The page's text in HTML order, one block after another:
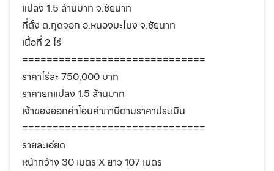
แปลง 1.5 ล้านบาท จ.ชัยนาท
ที่ตั้ง ต.กุดจอก อ.หนองมะโมง จ.ชัยนาท
เนื้อที่ 2 ไร่
==============================
ราคาไร่ละ 750,000 บาท
ราคายกแปลง 1.5 ล้านบาท
เจ้าของออกค่าโอนค่าภาษีตามราคาประเมิน
==============================
รายละเอียด
หน้ากว้าง 30 เมตร X ยาว 107 เมตร